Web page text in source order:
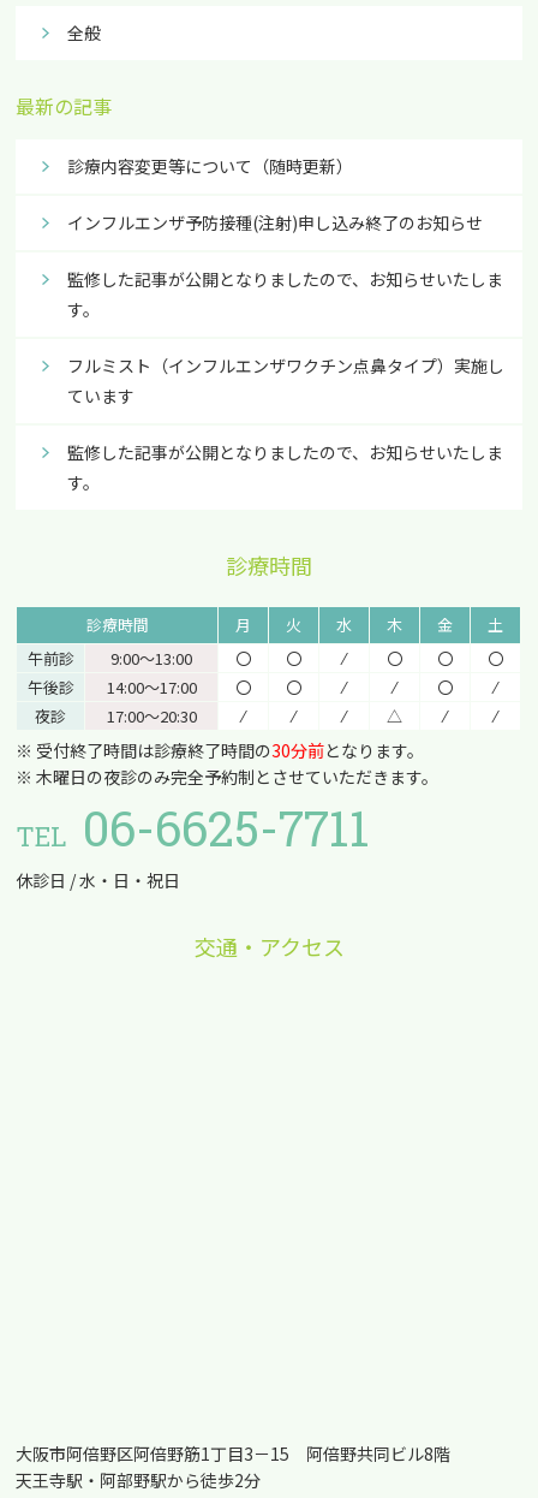
全般
最新の記事
診療内容変更等について（随時更新）
インフルエンザ予防接種(注射)申し込み終了のお知らせ
監修した記事が公開となりましたので、お知らせいたしま
す。
フルミスト（インフルエンザワクチン点鼻タイプ）実施し
ています
監修した記事が公開となりましたので、お知らせいたしま
す。
診療時間
診療時間 月 火 水 木 金
土
午前診
9:00〜13:00 〇 〇 ⁄ 〇 〇
〇
午後診
14:00〜17:00 〇 〇 ⁄ ⁄ 〇
⁄
夜診
17:00〜20:30 ⁄ ⁄ ⁄ △ ⁄ ⁄
※ 受付終了時間は診療終了時間の30分前となります。
※ 木曜日の夜診のみ完全予約制とさせていただきます。
TEL 06-6625-7711
休診日 / 水・日・祝日
交通・アクセス
大阪市阿倍野区阿倍野筋1丁目3－15 阿倍野共同ビル8階
天王寺駅・阿部野駅から徒歩2分